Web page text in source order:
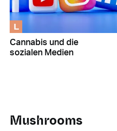
L
Cannabis und die
sozialen Medien
Mushrooms